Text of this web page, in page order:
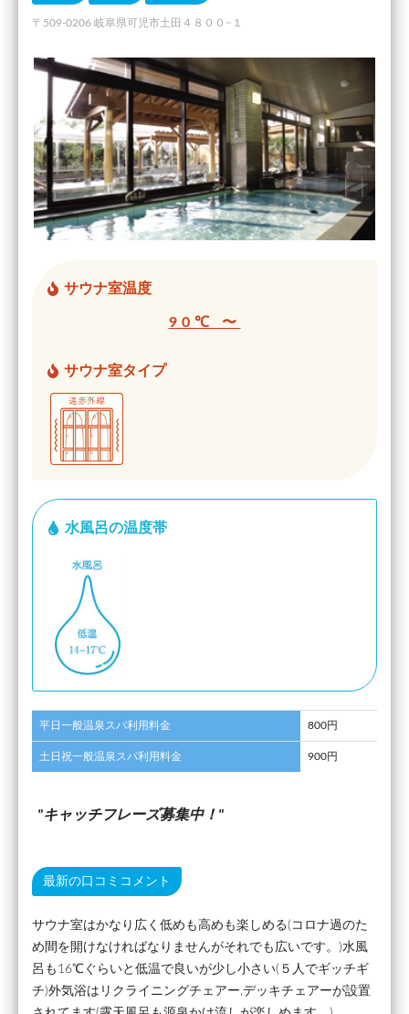
〒509-0206 岐阜県可児市土田４８００−１
サウナ室温度
90℃ 〜
サウナ室タイプ
水風呂の温度帯
平日一般温泉スパ利用料金 800円
土日祝一般温泉スパ利用料金 900円
キャッチフレーズ募集中！
最新の口コミコメント
サウナ室はかなり広く低めも高めも楽しめる(コロナ過のた
め間を開けなければなりませんがそれでも広いです。)水風
呂も16℃ぐらいと低温で良いが少し小さい(５人でギッチギ
チ)外気浴はリクライニングチェアー,デッキチェアーが設置